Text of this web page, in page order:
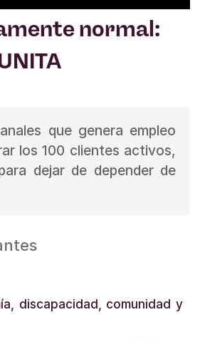
normal:
que genera empleo
los 100 clientes activos,
dejar de depender de
discapacidad, comunidad y